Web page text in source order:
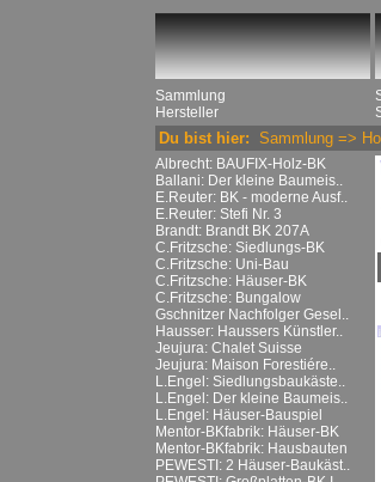
Sammlung
Hersteller
Du bist hier: Sammlung =>
Albrecht: BAUFIX-Holz-BK
Ballani: Der kleine Baumeis..
E.Reuter: BK - moderne Ausf..
E.Reuter: Stefi Nr. 3
Brandt: Brandt BK 207A
C.Fritzsche: Siedlungs-BK
C.Fritzsche: Uni-Bau
C.Fritzsche: Häuser-BK
C.Fritzsche: Bungalow
Gschnitzer Nachfolger Gesel..
Hausser: Haussers Künstler..
Jeujura: Chalet Suisse
Jeujura: Maison Forestiére..
L.Engel: Siedlungsbaukäste..
L.Engel: Der kleine Baumeis..
L.Engel: Häuser-Bauspiel
Mentor-BKfabrik: Häuser-BK
Mentor-BKfabrik: Hausbauten
PEWESTI: 2 Häuser-Baukäst..